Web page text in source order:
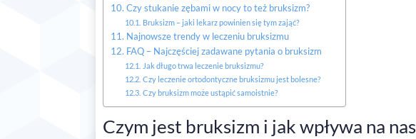
Czy stukanie zębami w nocy to też bruksizm?
Bruksizm – jaki lekarz powinien się tym zająć?
Najnowsze trendy w leczeniu bruksizmu
FAQ – Najczęściej zadawane pytania o bruksizm
Jak długo trwa leczenie bruksizmu?
Czy leczenie ortodontyczne bruksizmu jest bolesne?
Czy bruksizm może ustąpić samoistnie?
Czym jest bruksizm i jak wpływa na